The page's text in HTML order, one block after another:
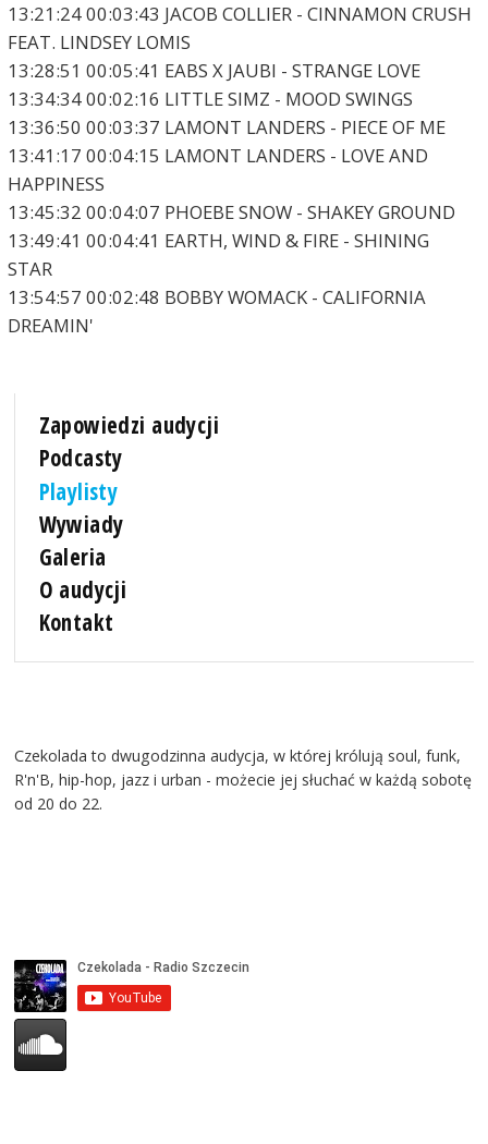
13:21:24 00:03:43 JACOB COLLIER - CINNAMON CRUSH
FEAT. LINDSEY LOMIS
13:28:51 00:05:41 EABS X JAUBI - STRANGE LOVE
13:34:34 00:02:16 LITTLE SIMZ - MOOD SWINGS
13:36:50 00:03:37 LAMONT LANDERS - PIECE OF ME
13:41:17 00:04:15 LAMONT LANDERS - LOVE AND
HAPPINESS
13:45:32 00:04:07 PHOEBE SNOW - SHAKEY GROUND
13:49:41 00:04:41 EARTH, WIND & FIRE - SHINING
STAR
13:54:57 00:02:48 BOBBY WOMACK - CALIFORNIA
DREAMIN'
Zapowiedzi audycji
Podcasty
Playlisty
Wywiady
Galeria
O audycji
Kontakt
Czekolada to dwugodzinna audycja, w której królują soul, funk,
R'n'B, hip-hop, jazz i urban - możecie jej słuchać w każdą sobotę
od 20 do 22.